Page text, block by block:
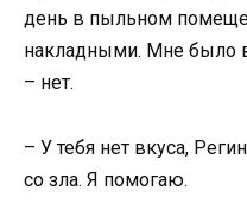
день в пыльном
накладными. Мне было
– нет.
– У тебя нет вкуса,
со зла. Я помогаю.